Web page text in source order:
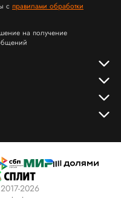
с правилами обработки
на получение
2026